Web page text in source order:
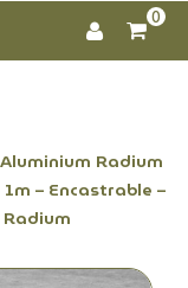
0
Radium
– Encastrable –
Radium